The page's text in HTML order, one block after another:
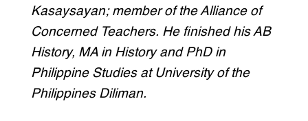
Kasaysayan; member of the Alliance of
Concerned Teachers. He finished his AB
History, MA in History and PhD in
Philippine Studies at University of the
Philippines Diliman.